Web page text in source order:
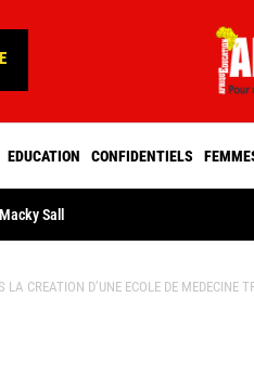
EDUCATION CONFIDENTIELS
Sall
LA CREATION D’UNE ECOLE DE MEDECINE